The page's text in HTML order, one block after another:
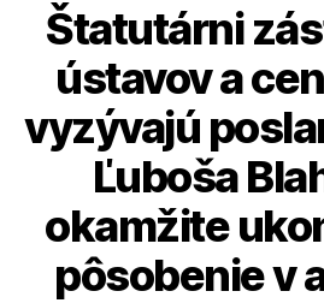
Štatutárni
ústavov a
vyzývajú
Ľuboša
okamžite
pôsobenie v